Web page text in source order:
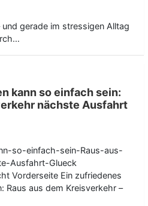
gerade im stressigen Alltag
kann so einfach sein:
nächste Ausfahrt
so-einfach-sein-Raus-aus-
Ausfahrt-Glueck
Vorderseite Ein zufriedenes
Raus aus dem Kreisverkehr –